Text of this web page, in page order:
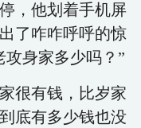
，他划着手机屏
了咋咋呼呼的惊
身家多少吗？”
很有钱，比岁家
底有多少钱也没